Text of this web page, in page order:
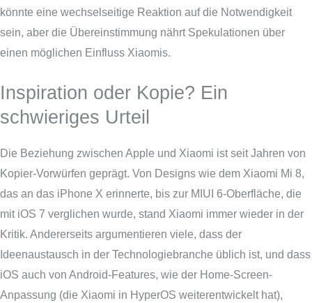
könnte eine wechselseitige Reaktion auf die Notwendigkeit
sein, aber die Übereinstimmung nährt Spekulationen über
einen möglichen Einfluss Xiaomis.
Inspiration oder Kopie? Ein
schwieriges Urteil
Die Beziehung zwischen Apple und Xiaomi ist seit Jahren von
Kopier-Vorwürfen geprägt. Von Designs wie dem Xiaomi Mi 8,
das an das iPhone X erinnerte, bis zur MIUI 6-Oberfläche, die
mit iOS 7 verglichen wurde, stand Xiaomi immer wieder in der
Kritik. Andererseits argumentieren viele, dass der
Ideenaustausch in der Technologiebranche üblich ist, und dass
iOS auch von Android-Features, wie der Home-Screen-
Anpassung (die Xiaomi in HyperOS weiterentwickelt hat),